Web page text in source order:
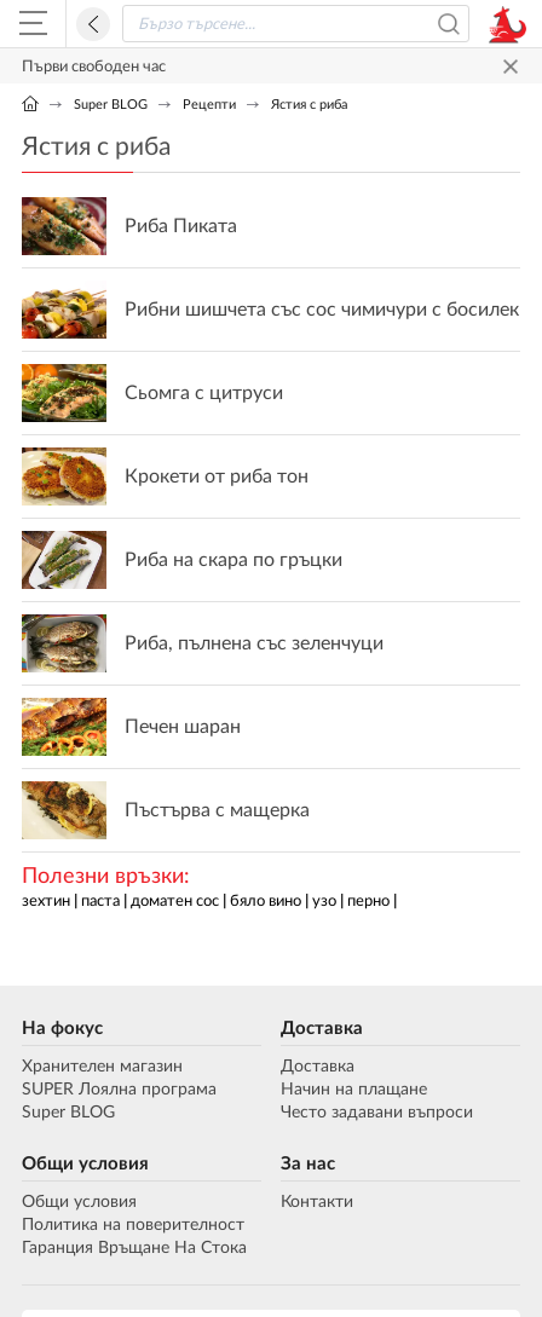
Първи свободен час
Super BLOG Рецепти Ястия с риба
Ястия с риба
Риба Пиката
Рибни шишчета със сос чимичури с босилек
Сьомга с цитруси
Крокети от риба тон
Риба на скара по гръцки
Риба, пълнена със зеленчуци
Печен шаран
Пъстърва с мащерка
Полезни връзки:
зехтин паста доматен сос бяло вино узо перно
На фокус
Хранителен магазин
SUPER Лоялна програма
Super BLOG
Доставка
Доставка
Начин на плащане
Често задавани въпроси
Общи условия
Общи условия
Политика на поверителност
Гаранция Връщане На Стока
За нас
Контакти